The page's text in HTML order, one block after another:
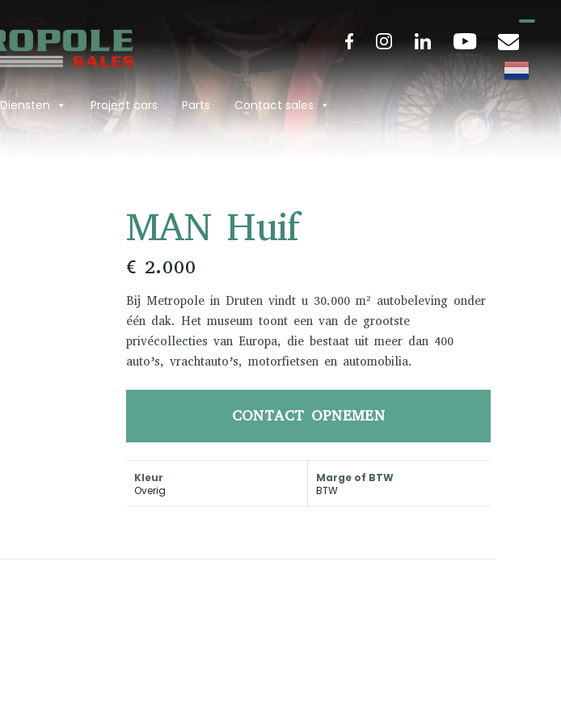
Diensten Project cars Parts Contact sales
MAN Huif
€ 2.000
Bij Metropole in Druten vindt u 30.000 m² autobeleving onder
één dak. Het museum toont een van de grootste
privécollecties van Europa, die bestaat uit meer dan 400
auto’s, vrachtauto’s, motorfietsen en automobilia.
CONTACT OPNEMEN
Kleur
Overig
Marge of BTW
BTW